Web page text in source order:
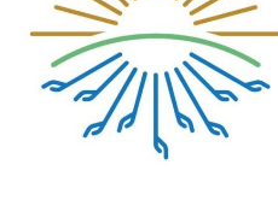
tras
COP27
Enlázate